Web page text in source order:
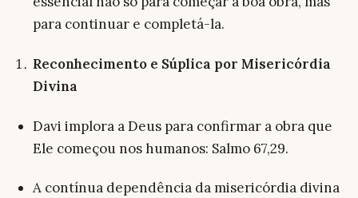
para continuar e completá-la.
Reconhecimento e Súplica por Misericórdia
Divina
Davi implora a Deus para confirmar a obra que
Ele começou nos humanos: Salmo 67,29.
A contínua dependência da misericórdia divina